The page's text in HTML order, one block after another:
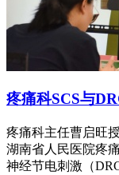
疼痛科SCS与
疼痛科主任曹启旺
湖南省人民医院疼
神经节电刺激（